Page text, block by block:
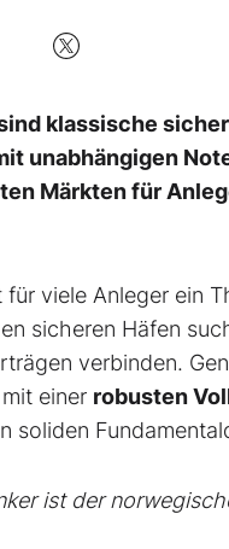
klassische
unabhängigen
Märkten für
viele Anleger ein
sicheren Häfen
verbinden.
einer robusten
soliden
ist der